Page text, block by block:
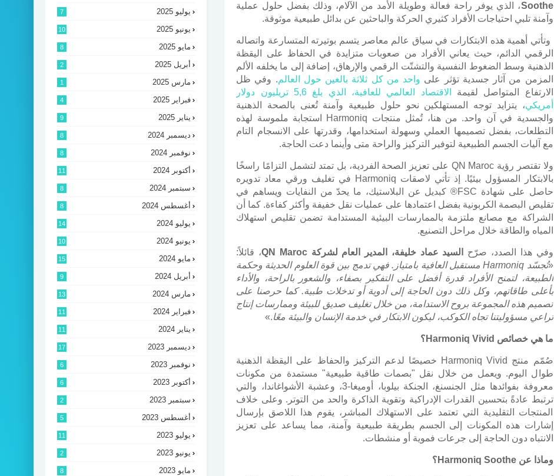
Soothe، الذي يوفر راحة فعالة وطويلة الأمد من الآلام، وذلك بفضل حلول عملية
وآمنة تلبي احتياجات الأفراد كثيري الحركة والباحثين عن بدائل طبيعية موثوقة.
وتأتي أهمية هذه الابتكارات في سياق عالم معاصر يتسم بوتيرته المتسارعة واتصاله
الرقمي الدائم، حيث يعاني الأفراد من صعوبات متزايدة في الحفاظ على اليقظة
الذهنية وسط الضغوط النفسية والتشتّت الرقمي والإرهاق، إضافة إلى ما يخلفه الألم
المزمن من آثار جسدية تؤثر على واحد من كل ثلاثة بالغين حول العالم. وفي ظل
الارتفاع المتواصل لقيمة
الاقتصاد العالمي للعافية، الذي بلغ 5,6 تريليون دولار
أمريكي، يتزايد توجه المستهلكين نحو حلول طبيعية وآمنة تُعنى بالصحة الذهنية
والجسدية في آن واحد. من هنا، تُمثل منتجات Harmoniq استجابة ملموسة لهذه
التطلعات، بفضل تصميمها العملي وسهولة استخدامها، وقدرتها على الانسجام التام
مع آليات الجسم الطبيعية لتوفير التركيز والراحة متى وأينما دعت الحاجة.
ولا تقتصر رؤية QN Maroc على تعزيز الصحة الفردية، بل تمتد لتشمل التزامًا راسخًا
بالابتكار المسؤول بيئيًا. إذ تأتي لاصقات Harmoniq في تغليف ورقي معاد تدويره
حاصل على شهادة FSC® كبديل عن البلاستيك، ما يحدّ من النفايات ويساهم في
تقليص البصمة الكربونية بفضل اعتمادها على عمليات نقل خفيفة وأكثر كفاءة. كما أن
الشراكة مع مصانع ملتزمة بالممارسات البيئية المستدامة تضمن تقليص استهلاك
المياه والطاقة خلال مراحل التصنيع.
وفي هذا الصدد، صرّح السيد عماد خليفة، المدير العام لشركةQN Maroc، قائلاً:
«تُجسّد Harmoniqمستقبل العافية بامتياز. فهي تدمج بين قوة العلوم الحديثة وحكمة
الطبيعة، لتمنح الأفراد قدرة أفضل على التفكير بصفاء، والشعور بالراحة، والأداء
بأعلى طاقاتهم، وكل ذلك دون الحاجة إلى أدوية أو تدخلات طبية. كما حرصنا على
تصميم هذه المجموعة بروح الاستدامة، من خلال تغليف صديق للبيئة وممارسات إنتاج
تراعي مسؤوليتنا تجاه الكوكب، ليكون الابتكار في خدمة الإنسان والبيئة معًا.»
ما هي خصائص Harmoniq Vivid ؟
صُمّم منتج Harmoniq Vivid خصيصًا لدعم التركيز والحفاظ على اليقظة الذهنية
طوال اليوم. ويعمل من خلال نقل "بصمات طاقية طبيعية" مستمدة من مكونات
معروفة بفوائدها مثل الجنسنغ، الجنكة بيلوبا، أوميغا-3، وعشبة الأشواغاندا، والتي
ترتبط عادةً بتحسين القدرات الإدراكية وتقوية الذاكرة والحد من التوتر. وعلى خلاف
المنتجات التقليدية التي تعتمد على الاستهلاك المباشر، يقوم هذا اللاصق بإرسال
إشارات هذه المكونات إلى الجسم بطريقة طبيعية وآمنة، مما يساعد على تعزيز
الانتباه دون الحاجة إلى جرعات فموية أو منشطات.
وماذا عنHarmoniq Soothe ؟
يوليو 2025 7
يونيو 2025 10
مايو 2025 8
أبريل 2025 2
مارس 2025 1
فبراير 2025 4
يناير 2025 9
ديسمبر 2024 8
نوفمبر 2024 8
أكتوبر 2024 11
سبتمبر 2024 8
أغسطس 2024 8
يوليو 2024 14
يونيو 2024 10
مايو 2024 15
أبريل 2024 9
مارس 2024 13
فبراير 2024 11
يناير 2024 11
ديسمبر 2023 17
نوفمبر 2023 6
أكتوبر 2023 6
سبتمبر 2023 2
أغسطس 2023 5
يوليو 2023 11
يونيو 2023 2
مايو 2023 8